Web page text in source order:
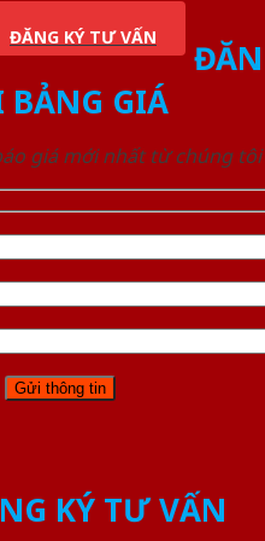
ĐĂNG KÝ TƯ VẤN
BẢNG GIÁ
giá mới nhất từ chúng tôi
KÝ TƯ VẤN